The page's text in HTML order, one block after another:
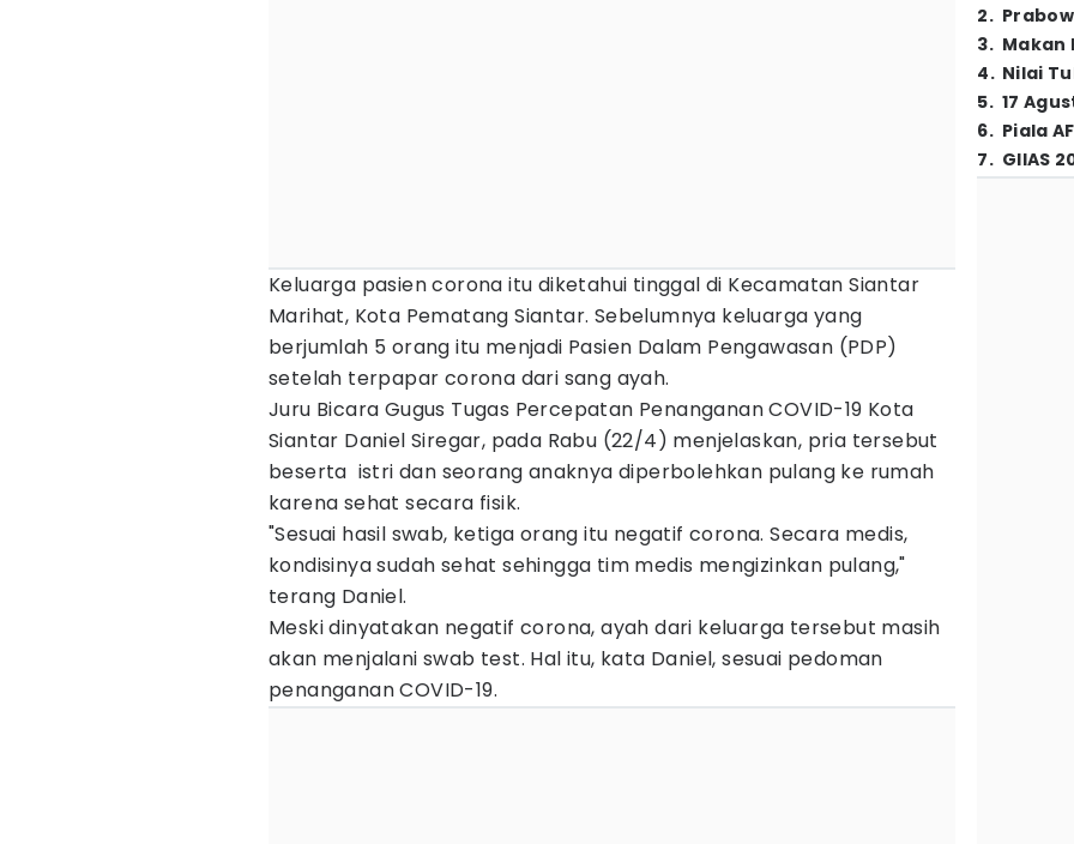
Keluarga pasien corona itu diketahui tinggal di Kecamatan Siantar
Marihat, Kota Pematang Siantar. Sebelumnya keluarga yang
berjumlah 5 orang itu menjadi Pasien Dalam Pengawasan (PDP)
setelah terpapar corona dari sang ayah.
Juru Bicara Gugus Tugas Percepatan Penanganan COVID-19 Kota
Siantar Daniel Siregar, pada Rabu (22/4) menjelaskan, pria tersebut
beserta istri dan seorang anaknya diperbolehkan pulang ke rumah
karena sehat secara fisik.
"Sesuai hasil swab, ketiga orang itu negatif corona. Secara medis,
kondisinya sudah sehat sehingga tim medis mengizinkan pulang,"
terang Daniel.
Meski dinyatakan negatif corona, ayah dari keluarga tersebut masih
akan menjalani swab test. Hal itu, kata Daniel, sesuai pedoman
penanganan COVID-19.
2.
3. Makan
4. Nilai
5. 17
6. Piala
7. GIIAS